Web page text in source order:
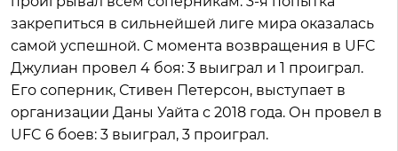
закрепиться в сильнейшей лиге мира оказалась
самой успешной. С момента возвращения в UFC
Джулиан провел 4 боя: 3 выиграл и 1 проиграл.
Его соперник, Стивен Петерсон, выступает в
организации Даны Уайта с 2018 года. Он провел в
UFC 6 боев: 3 выиграл, 3 проиграл.